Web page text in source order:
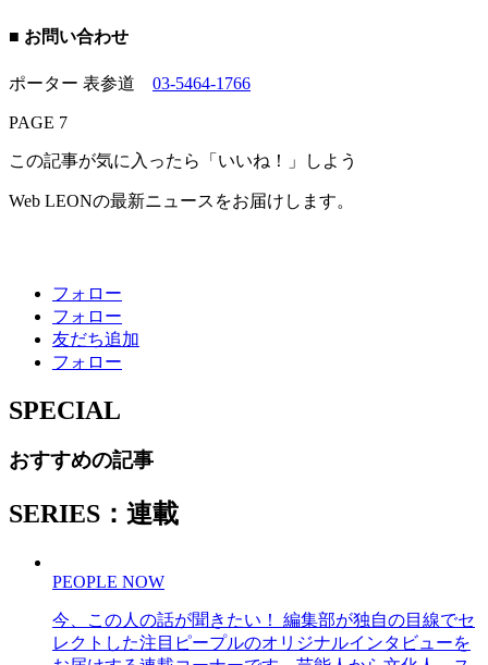
■ お問い合わせ
ポーター 表参道 03-5464-1766
PAGE 7
この記事が気に入ったら「いいね！」しよう
Web LEONの最新ニュースをお届けします。
フォロー
フォロー
友だち追加
フォロー
SPECIAL
おすすめの記事
SERIES：連載
PEOPLE NOW
今、この人の話が聞きたい！ 編集部が独自の目線でセ
レクトした注目ピープルのオリジナルインタビューを